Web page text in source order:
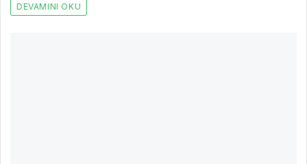
DEVAMINI OKU